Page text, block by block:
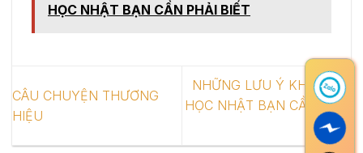
HỌC NHẬT BẠN CẦN PHẢI BIẾT
CÂU CHUYỆN THƯƠNG
HIỆU
NHỮNG LƯU Ý KHI ĐI DU
HỌC NHẬT BẠN CẦN PHẢI
BIẾT